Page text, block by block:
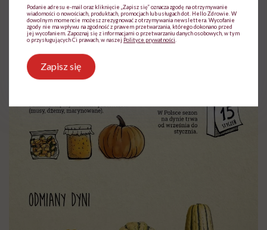
Podanie adresu e-mail oraz kliknięcie „Zapisz się” oznacza zgodę na otrzymywanie
wiadomości o nowościach, produktach, promocjach lub usługach dot. Hello Zdrowie. W
dowolnym momencie możesz zrezygnować z otrzymywania newslettera. Wycofanie
zgody nie ma wpływu na zgodność z prawem przetwarzania, którego dokonano przed
jej wycofaniem. Zapoznaj się z informacjami o przetwarzaniu danych osobowych, w tym
o przysługujących Ci prawach, w naszej Polityce prywatności
Zapisz się